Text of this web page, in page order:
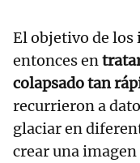
El objetivo de los
entonces en
colapsado tan
recurrieron a
glaciar en
crear una